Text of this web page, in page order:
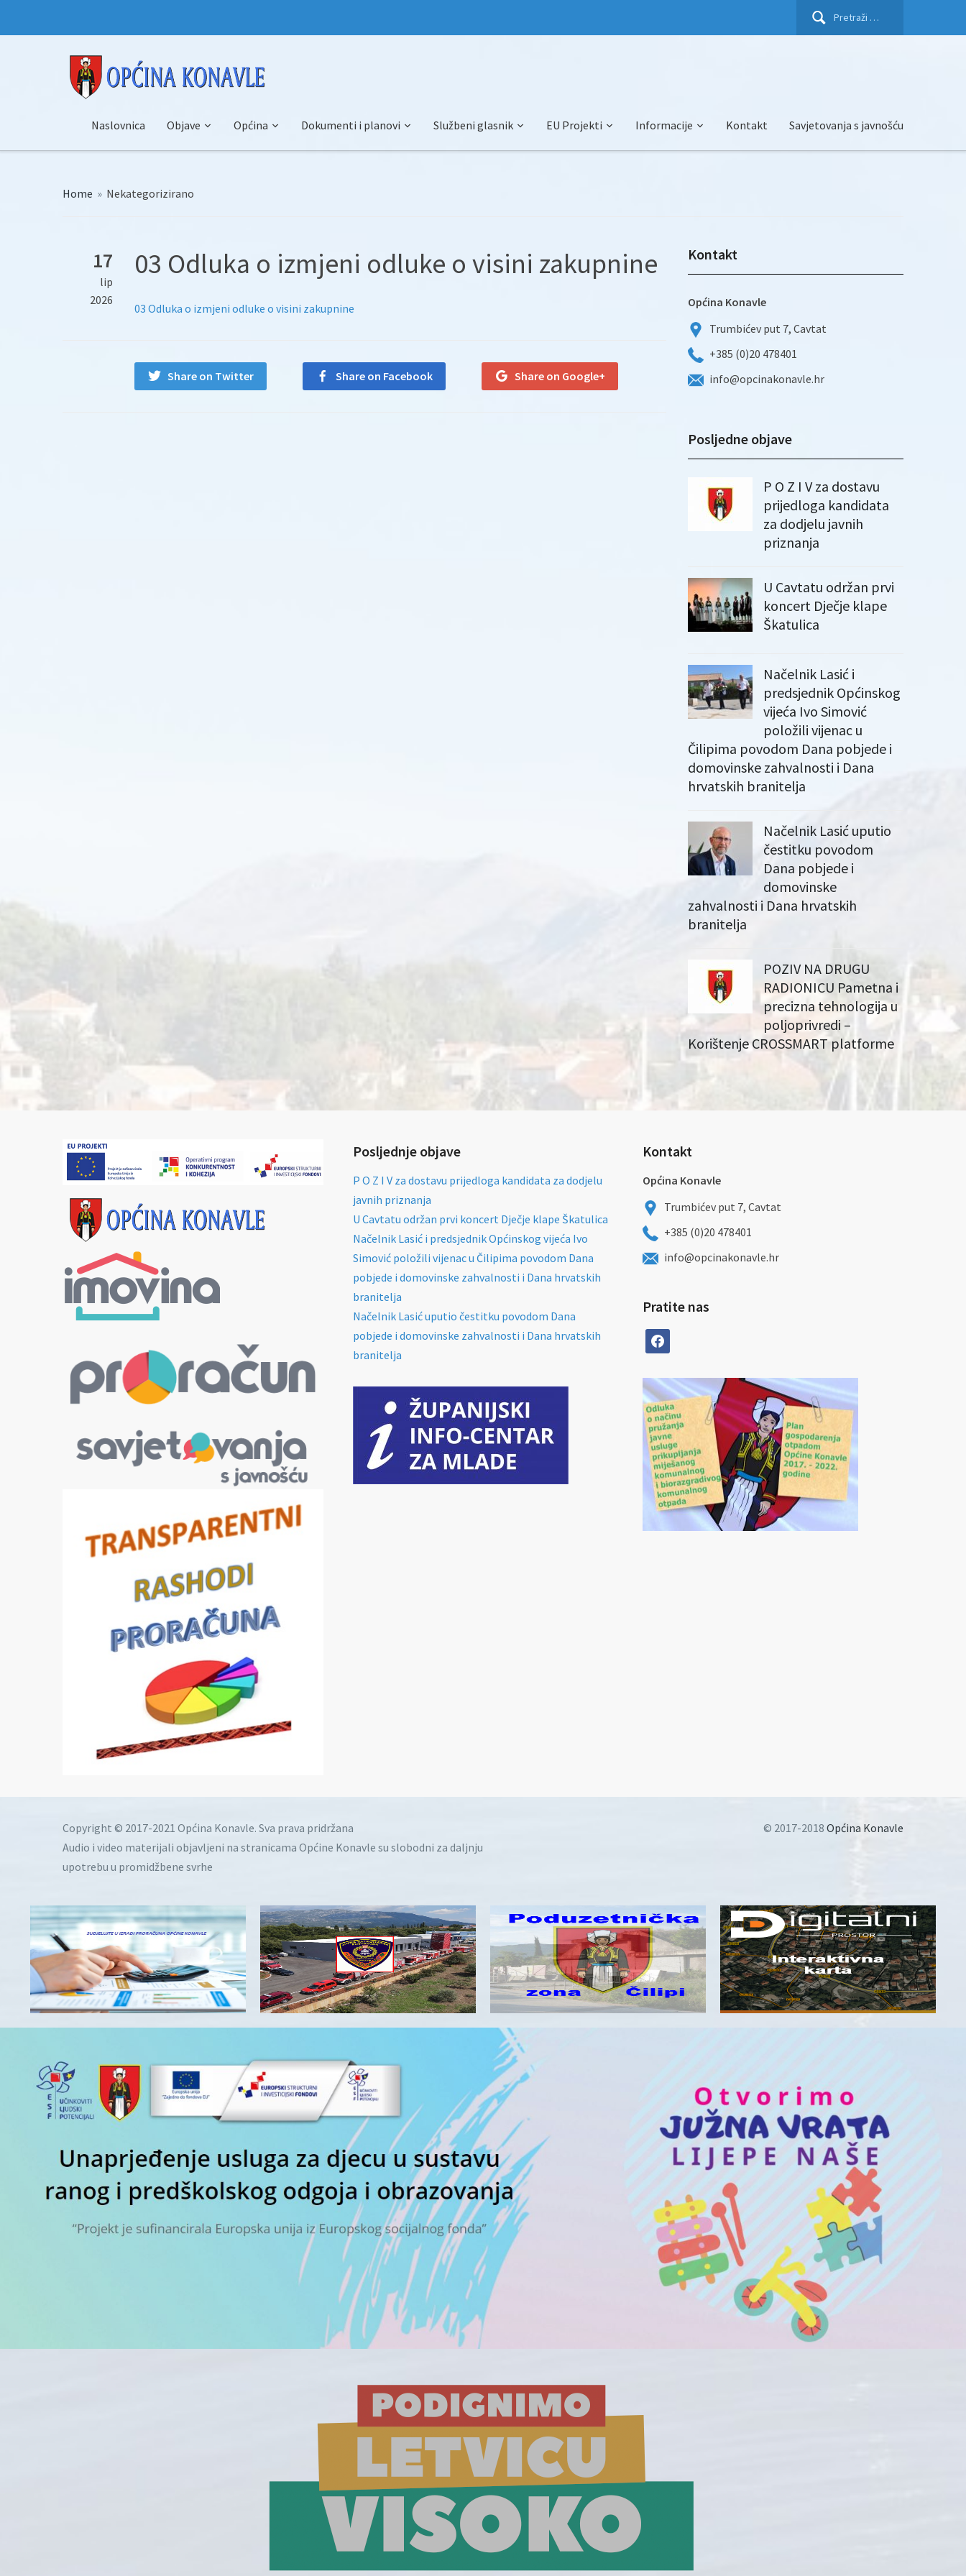
Pretraži:
Naslovnica Objave Općina Dokumenti i planovi Službeni glasnik EU Projekti Informacije Kontakt Savjetovanja s javnošću
Home » Nekategorizirano
17
lip
2026
03 Odluka o izmjeni odluke o visini zakupnine
03 Odluka o izmjeni odluke o visini zakupnine
Share on Twitter Share on Facebook Share on Google+
Kontakt
Općina Konavle
Trumbićev put 7, Cavtat
+385 (0)20 478401
info@opcinakonavle.hr
Posljedne objave
P O Z I V za dostavu
prijedloga kandidata
za dodjelu javnih
priznanja
U Cavtatu održan prvi
koncert Dječje klape
Škatulica
Načelnik Lasić i
predsjednik Općinskog
vijeća Ivo Simović
položili vijenac u
Čilipima povodom Dana pobjede i
domovinske zahvalnosti i Dana
hrvatskih branitelja
Načelnik Lasić uputio
čestitku povodom
Dana pobjede i
domovinske
zahvalnosti i Dana hrvatskih
branitelja
POZIV NA DRUGU
RADIONICU Pametna i
precizna tehnologija u
poljoprivredi –
Korištenje CROSSMART platforme
Posljednje objave
P O Z I V za dostavu prijedloga kandidata za dodjelu
javnih priznanja
U Cavtatu održan prvi koncert Dječje klape Škatulica
Načelnik Lasić i predsjednik Općinskog vijeća Ivo
Simović položili vijenac u Čilipima povodom Dana
pobjede i domovinske zahvalnosti i Dana hrvatskih
branitelja
Načelnik Lasić uputio čestitku povodom Dana
pobjede i domovinske zahvalnosti i Dana hrvatskih
branitelja
Kontakt
Općina Konavle
Trumbićev put 7, Cavtat
+385 (0)20 478401
info@opcinakonavle.hr
Pratite nas
facebook
Copyright © 2017-2021 Općina Konavle. Sva prava pridržana
Audio i video materijali objavljeni na stranicama Općine Konavle su slobodni za daljnju
upotrebu u promidžbene svrhe
© 2017-2018 Općina Konavle